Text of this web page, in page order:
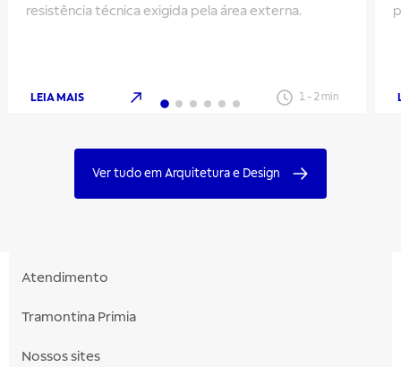
resistência técnica exigida pela área externa.
LEIA MAIS 1- 2 min
Ver tudo em Arquitetura e Design
Atendimento
Tramontina Primia
Nossos sites